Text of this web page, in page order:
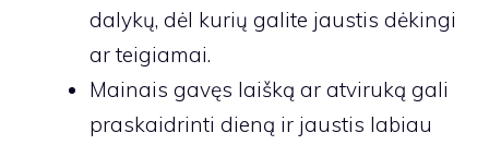
dalykų, dėl kurių galite jaustis dėkingi
ar teigiamai.
Mainais gavęs laišką ar atviruką gali
praskaidrinti dieną ir jaustis labiau